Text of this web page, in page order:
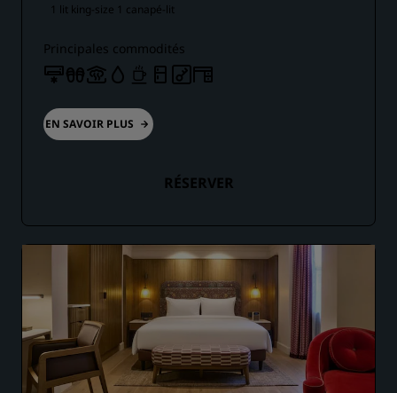
1 lit king-size 1 canapé-lit
Principales commodités
EN SAVOIR PLUS
RÉSERVER